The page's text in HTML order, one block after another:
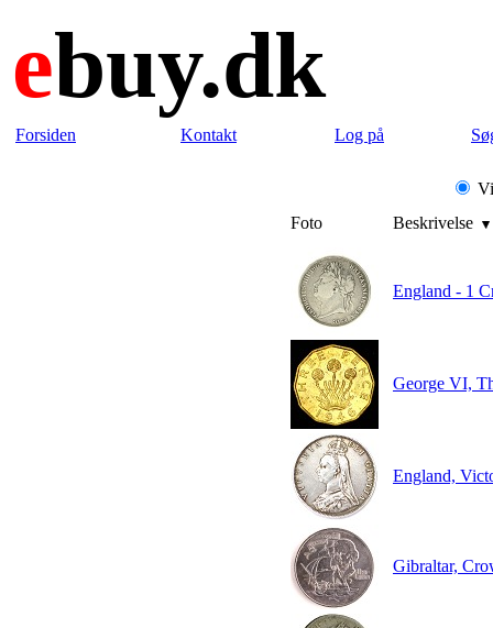
ebuy.dk
Forsiden Kontakt Log på
Foto
Beskrivelse
England - 1
George VI,
England,
Gibraltar,